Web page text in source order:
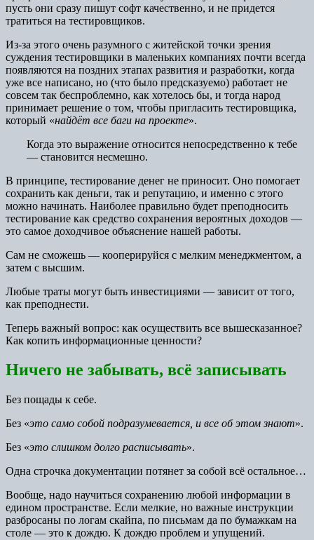
пусть они сразу пишут софт качественно, и не придется
тратиться на тестировщиков.
Из-за этого очень разумного с житейской точки зрения
суждения тестировщики в маленьких компаниях почти всегда
появляются на поздних этапах развития и разработки, когда
уже все написано, но (что было предсказуемо) работает не
совсем так беспроблемно, как хотелось бы, и тогда народ
принимает решение о том, чтобы пригласить тестировщика,
который «найдёт все баги на проекте».
Когда это выражение относится непосредственно к тебе
— становится несмешно.
В принципе, тестирование денег не приносит. Оно помогает
сохранить как деньги, так и репутацию, и именно с этого
можно начинать. Наиболее правильно будет преподносить
тестирование как средство сохранения вероятных доходов —
это самое доходчивое объяснение нашей работы.
Сам не сможешь — кооперируйся с мелким менеджментом, а
затем с высшим.
Любые траты могут быть инвестициями — зависит от того,
как преподнести.
Теперь важный вопрос: как осуществить все вышесказанное?
Как копить информационные ценности?
Ничего не забывать, всё записывать
Без пощады к себе.
Без «это само собой подразумевается, и все об этом знают».
Без «это слишком долго расписывать».
Одна строчка документации потянет за собой всё остальное…
Вообще, надо научиться сохранению любой информации в
едином пространстве. Если мелкие, но важные инструкции
разбросаны по логам скайпа, по письмам да по бумажкам на
столе — это к дождю. К дождю проблем и упущений.